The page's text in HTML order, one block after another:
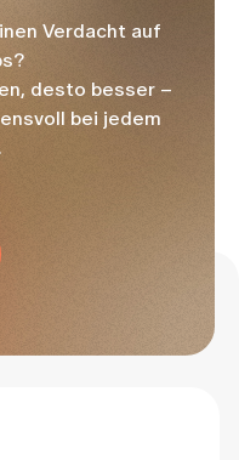
Verdacht auf
desto besser –
bei jedem